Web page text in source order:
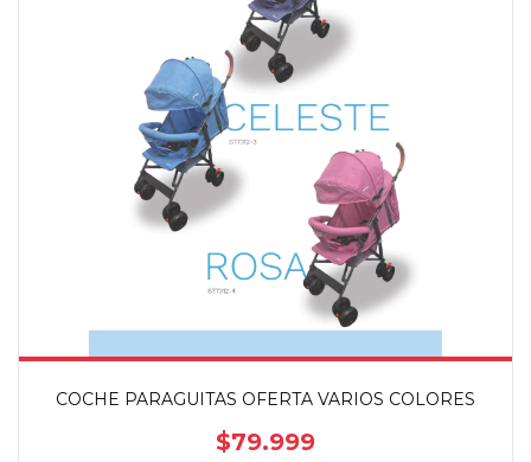
COCHE PARAGUITAS OFERTA VARIOS COLORES
$79.999